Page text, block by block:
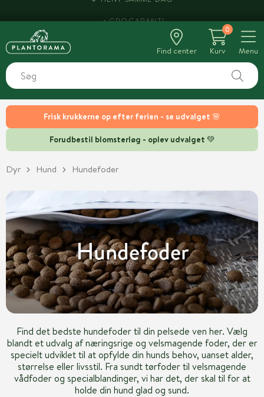
Frisk krukkerne op efter ferien - se udvalget 🌸
Forudbestil blomsterløg - oplev udvalget 💚
Find center
0
Kurv
Menu
Dyr Hund Hundefoder
Hundefoder
Find det bedste hundefoder til din pelsede ven her. Vælg
blandt et udvalg af næringsrige og velsmagende foder, der er
specielt udviklet til at opfylde din hunds behov, uanset alder,
størrelse eller livsstil. Fra sundt tørfoder til velsmagende
vådfoder og specialblandinger, vi har det, der skal til for at
holde din hund glad og sund.